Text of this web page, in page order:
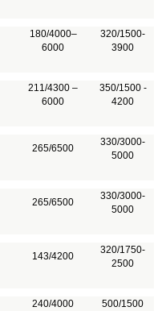
180/4000–
6000
320/1500-
3900
211/4300 –
6000
350/1500 -
4200
265/6500
330/3000-
5000
265/6500
330/3000-
5000
143/4200
320/1750-
2500
240/4000 500/1500